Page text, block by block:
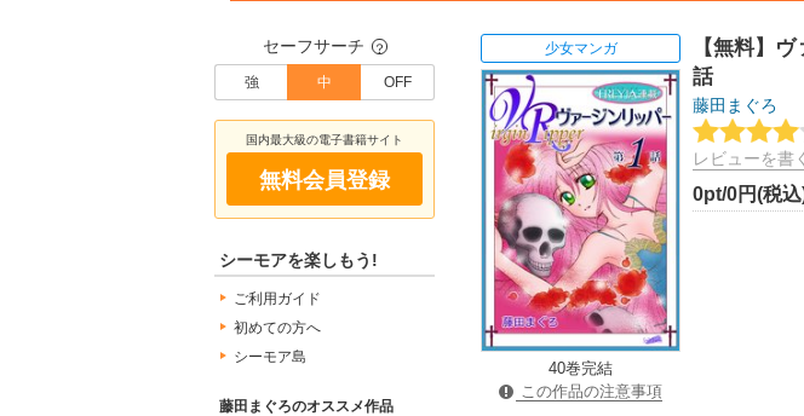
セーフサーチ ？
強 中 OFF
国内最大級の電子書籍サイト
無料会員登録
シーモアを楽しもう!
ご利用ガイド
初めての方へ
シーモア島
藤田まぐろのオススメ作品
少女マンガ
40巻完結
この作品の注意事項
【無料】
話
藤田まぐろ
レビューを書く
0pt/0円(税